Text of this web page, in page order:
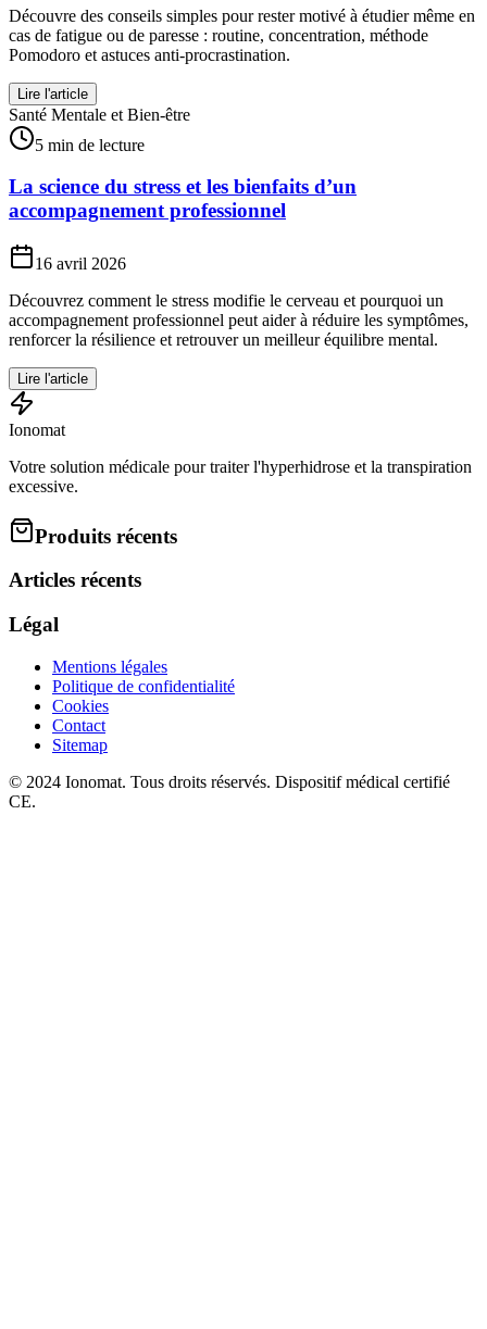
Découvre des conseils simples pour rester motivé à étudier même en
cas de fatigue ou de paresse : routine, concentration, méthode
Pomodoro et astuces anti-procrastination.
Lire l'article
Santé Mentale et Bien-être
5 min de lecture
La science du stress et les bienfaits d’un
accompagnement professionnel
16 avril 2026
Découvrez comment le stress modifie le cerveau et pourquoi un
accompagnement professionnel peut aider à réduire les symptômes,
renforcer la résilience et retrouver un meilleur équilibre mental.
Lire l'article
Ionomat
Votre solution médicale pour traiter l'hyperhidrose et la transpiration
excessive.
Produits récents
Articles récents
Légal
Mentions légales
Politique de confidentialité
Cookies
Contact
Sitemap
© 2024 Ionomat. Tous droits réservés. Dispositif médical certifié
CE.